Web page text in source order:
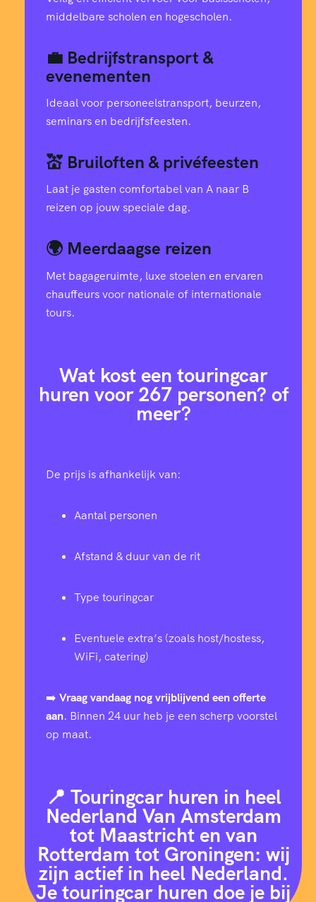
middelbare scholen en hogescholen.
💼 Bedrijfstransport &
evenementen
Ideaal voor personeelstransport, beurzen,
seminars en bedrijfsfeesten.
💒 Bruiloften & privéfeesten
Laat je gasten comfortabel van A naar B
reizen op jouw speciale dag.
🌍 Meerdaagse reizen
Met bagageruimte, luxe stoelen en ervaren
chauffeurs voor nationale of internationale
tours.
Wat kost een touringcar
huren voor 267 personen? of
meer?
De prijs is afhankelijk van:
Aantal personen
Afstand & duur van de rit
Type touringcar
Eventuele extra’s (zoals host/hostess,
WiFi, catering)
➡️ Vraag vandaag nog vrijblijvend een offerte
aan. Binnen 24 uur heb je een scherp voorstel
op maat.
📍 Touringcar huren in heel
Nederland Van Amsterdam
tot Maastricht en van
Rotterdam tot Groningen: wij
zijn actief in heel Nederland.
Je touringcar huren doe je bij